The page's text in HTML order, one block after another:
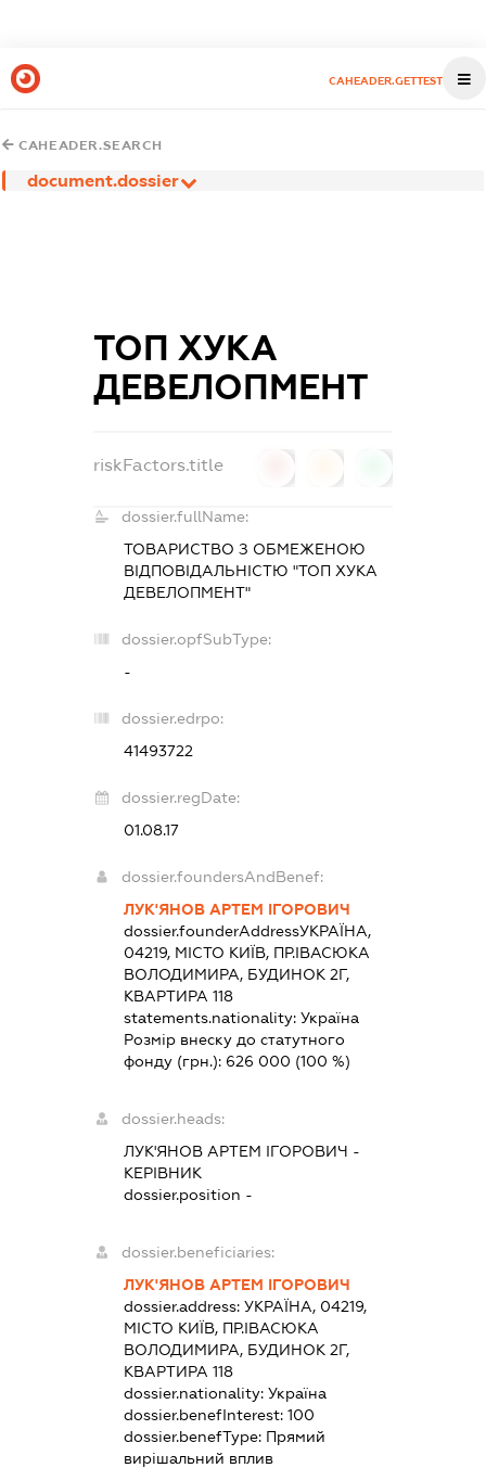
CAHEADER.GETTEST
CAHEADER.SEARCH
document.dossier
ТОП ХУКА
ДЕВЕЛОПМЕНТ
riskFactors.title
dossier.fullName:
ТОВАРИСТВО З ОБМЕЖЕНОЮ
ВІДПОВІДАЛЬНІСТЮ "ТОП ХУКА
ДЕВЕЛОПМЕНТ"
dossier.opfSubType:
-
dossier.edrpo:
41493722
dossier.regDate:
01.08.17
dossier.foundersAndBenef:
ЛУК'ЯНОВ АРТЕМ ІГОРОВИЧ
dossier.founderAddressУКРАЇНА,
04219, МІСТО КИЇВ, ПР.ІВАСЮКА
ВОЛОДИМИРА, БУДИНОК 2Г,
КВАРТИРА 118
statements.nationality: Україна
Розмір внеску до статутного
фонду (грн.): 626 000 (100 %)
dossier.heads:
ЛУК'ЯНОВ АРТЕМ ІГОРОВИЧ -
КЕРІВНИК
dossier.position -
dossier.beneficiaries:
ЛУК'ЯНОВ АРТЕМ ІГОРОВИЧ
dossier.address: УКРАЇНА, 04219,
МІСТО КИЇВ, ПР.ІВАСЮКА
ВОЛОДИМИРА, БУДИНОК 2Г,
КВАРТИРА 118
dossier.nationality: Україна
dossier.benefInterest: 100
dossier.benefType: Прямий
вирішальний вплив